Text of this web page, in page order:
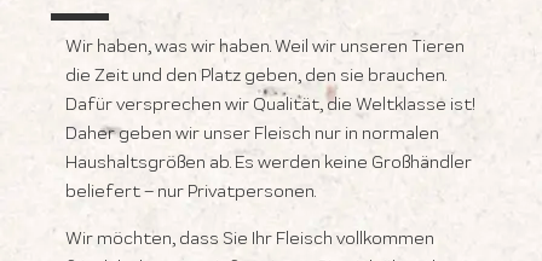
Wir haben, was wir haben. Weil wir unseren Tieren
die Zeit und den Platz geben, den sie brauchen.
Dafür versprechen wir Qualität, die Weltklasse ist!
Daher geben wir unser Fleisch nur in normalen
Haushaltsgrößen ab. Es werden keine Großhändler
beliefert – nur Privatpersonen.
Wir möchten, dass Sie Ihr Fleisch vollkommen